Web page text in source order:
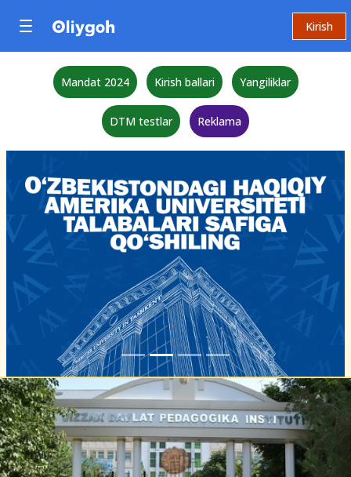
Kirish
Mandat 2024 Kirish ballari Yangiliklar
DTM testlar Reklama